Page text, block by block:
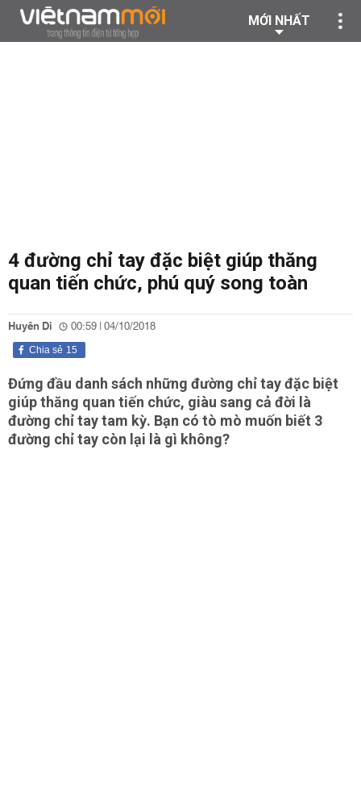
MỚI NHẤT
4 đường chỉ tay đặc biệt giúp thăng
quan tiến chức, phú quý song toàn
Huyên Di 00:59 | 04/10/2018
15
Chia sẻ
Đứng đầu danh sách những đường chỉ tay đặc biệt
giúp thăng quan tiến chức, giàu sang cả đời là
đường chỉ tay tam kỳ. Bạn có tò mò muốn biết 3
đường chỉ tay còn lại là gì không?